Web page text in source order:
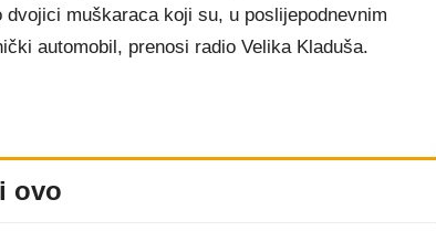
muškaraca koji su, u poslijepodnevnim
automobil, prenosi radio Velika Kladuša.
ovo